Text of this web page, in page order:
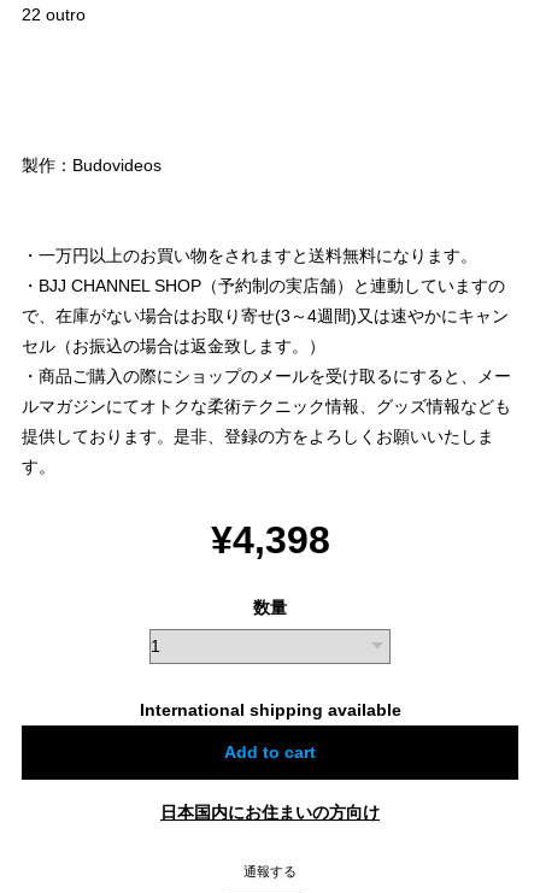
22 outro
製作：Budovideos
・一万円以上のお買い物をされますと送料無料になります。
・BJJ CHANNEL SHOP（予約制の実店舗）と連動していますの
で、在庫がない場合はお取り寄せ(3～4週間)又は速やかにキャン
セル（お振込の場合は返金致します。）
・商品ご購入の際にショップのメールを受け取るにすると、メー
ルマガジンにてオトクな柔術テクニック情報、グッズ情報なども
提供しております。是非、登録の方をよろしくお願いいたしま
す。
¥4,398
数量
International shipping available
Add to cart
日本国内にお住まいの方向け
通報する